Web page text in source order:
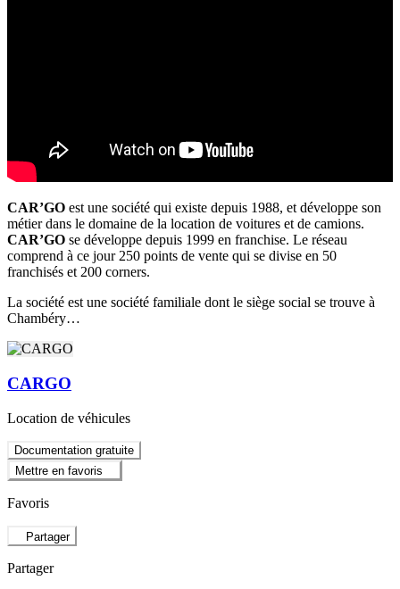
CAR’GO est une société qui existe depuis 1988, et développe son
métier dans le domaine de la location de voitures et de camions.
CAR’GO se développe depuis 1999 en franchise. Le réseau
comprend à ce jour 250 points de vente qui se divise en 50
franchisés et 200 corners.
La société est une société familiale dont le siège social se trouve à
Chambéry…
CARGO
Location de véhicules
Documentation gratuite
Mettre en favoris
Favoris
Partager
Partager